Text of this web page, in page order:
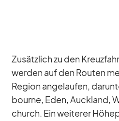
Zu­sätz­lich zu den
wer­den auf den Rou­ten
Re­gion an­ge­lau­fen,
bourne, Eden, Auck­land,
church. Ein wei­te­rer